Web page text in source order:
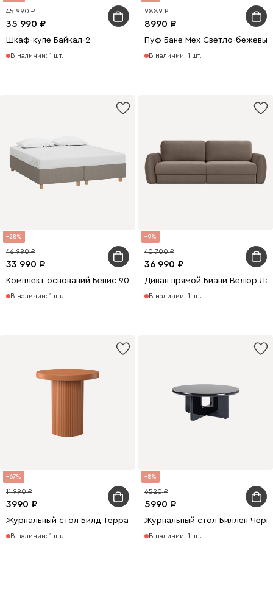
35 990
45 990
Шкаф-купе Байкал-2
В наличии: 1 шт.
8990
9889
Пуф Бане Мех Светло-бежевый
В наличии: 1 шт.
28
33 990
46 990
Комплект оснований Бенис 90 Велюр Какао
В наличии: 1 шт.
9
36 990
40 700
Диван прямой Биани Велюр
В наличии: 1 шт.
67
3990
11 990
Журнальный стол Билд Терракотовый
В наличии: 1 шт.
8
5990
6520
Журнальный стол Биллен
В наличии: 1 шт.